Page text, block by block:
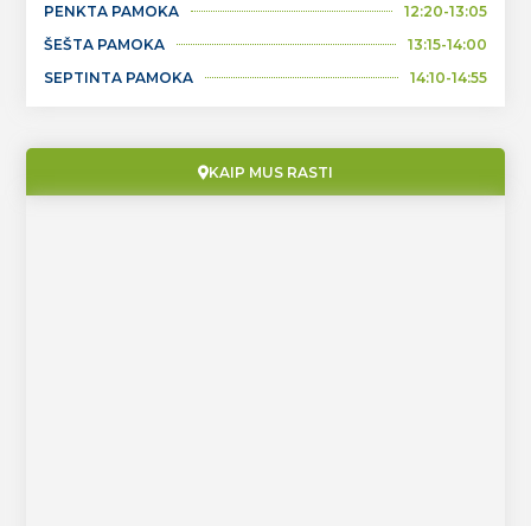
PENKTA PAMOKA
12:20-13:05
ŠEŠTA PAMOKA
13:15-14:00
SEPTINTA PAMOKA
14:10-14:55
KAIP MUS RASTI